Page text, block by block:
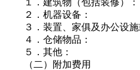
１．建筑物（包括装修）：
２．机器设备：
３．装置、家俱及办公设施
４．仓储物品：
５．其他：
（二）附加费用